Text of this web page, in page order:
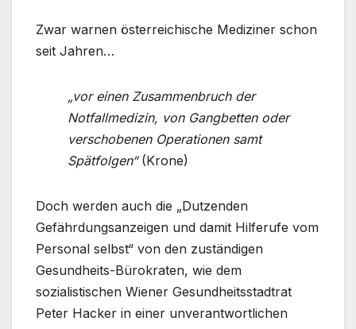
Zwar warnen österreichische Mediziner schon
seit Jahren…
„vor einen Zusammenbruch der
Notfallmedizin, von Gangbetten oder
verschobenen Operationen samt
Spätfolgen“(Krone)
Doch werden auch die „Dutzenden
Gefährdungsanzeigen und damit Hilferufe vom
Personal selbst“ von den zuständigen
Gesundheits-Bürokraten, wie dem
sozialistischen Wiener Gesundheitsstadtrat
Peter Hacker in einer unverantwortlichen